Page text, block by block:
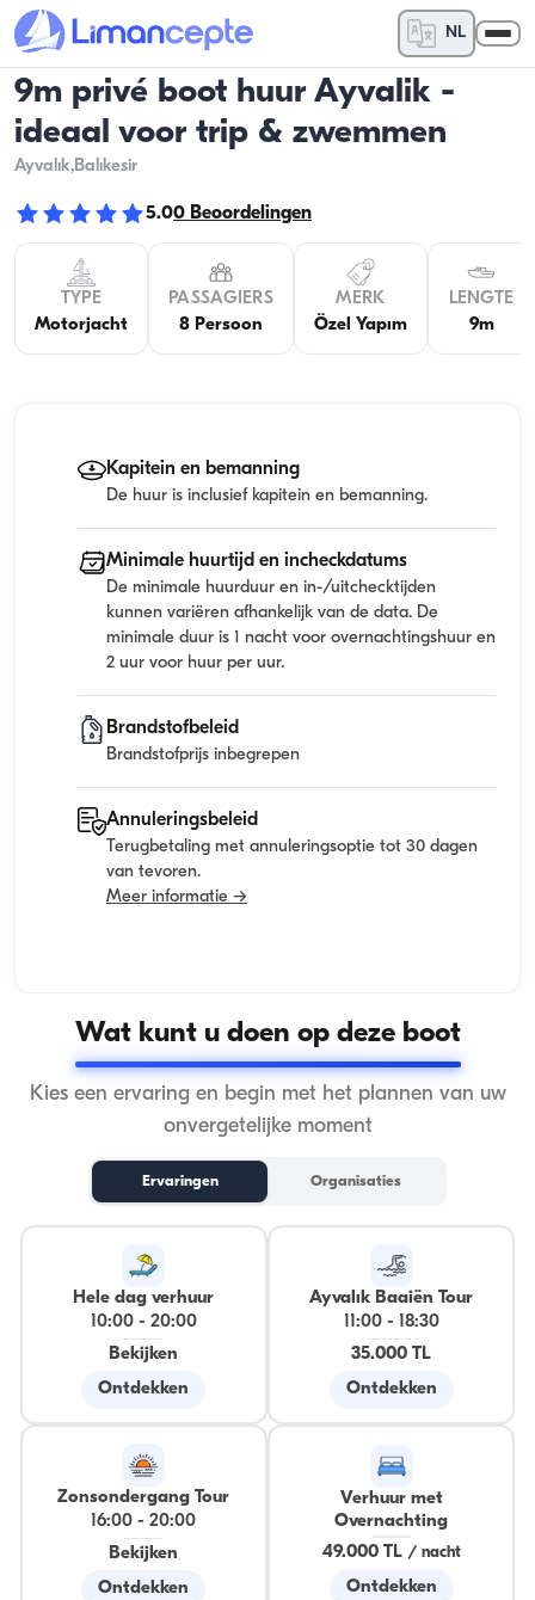
NL
9m privé boot huur Ayvalik -
ideaal voor trip & zwemmen
Ayvalık,Balıkesir
5.00 Beoordelingen
TYPE
Motorjacht
PASSAGIERS
8 Persoon
MERK
Özel Yapım
LENGTE
9m
Kapitein en bemanning
De huur is inclusief kapitein en bemanning.
Minimale huurtijd en incheckdatums
De minimale huurduur en in-/uitchecktijden
kunnen variëren afhankelijk van de data. De
minimale duur is 1 nacht voor overnachtingshuur en
2 uur voor huur per uur.
Brandstofbeleid
Brandstofprijs inbegrepen
Annuleringsbeleid
Terugbetaling met annuleringsoptie tot 30 dagen
van tevoren.
Meer informatie →
Wat kunt u doen op deze boot
Kies een ervaring en begin met het plannen van uw
onvergetelijke moment
Ervaringen Organisaties
Hele dag verhuur
10:00- 20:00
Bekijken
Ontdekken
Ayvalık Baaiën Tour
11:00-
18:30
35.000 TL
Ontdekken
Zonsondergang Tour
16:00 -20:00
Bekijken
Ontdekken
Verhuur met
Overnachting
49.000 TL/ nacht
Ontdekken